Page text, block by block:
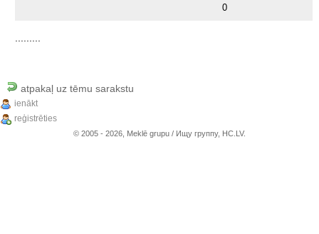
0
atpakaļ uz tēmu sarakstu
ienākt
reģistrēties
© 2005 - 2026, Meklē grupu / Ищу группу, HC.LV.